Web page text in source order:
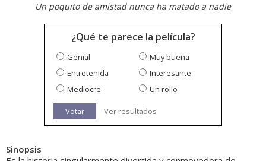
Un poquito de amistad nunca ha matado a nadie
¿Qué te parece la película?
Genial
Muy buena
Entretenida
Interesante
Mediocre
Un rollo
Votar Ver resultados
Sinopsis